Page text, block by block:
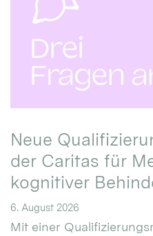
Neue
der Caritas für
kognitiver
6. August 2026
Mit einer